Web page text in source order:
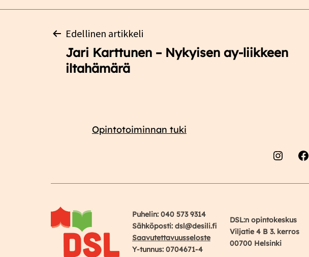
Artikkelien
selaus
Edellinen artikkeli
Jari Karttunen – Nykyisen ay-liikkeen
iltahämärä
Opintotoiminnan tuki
Puhelin: 040 573 9314
Sähköposti: dsl@desili.fi
Saavutettavuusseloste
Y-tunnus: 0704671-4
DSL:n opintokeskus
Viljatie 4 B 3. kerros
00700 Helsinki